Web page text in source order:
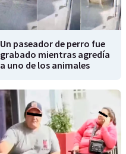
Un paseador de perro fue
grabado mientras agredía
a uno de los animales